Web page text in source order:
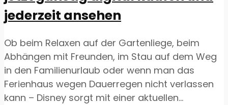
jederzeit ansehen
Ob beim Relaxen auf der Gartenliege, beim
Abhängen mit Freunden, im Stau auf dem Weg
in den Familienurlaub oder wenn man das
Ferienhaus wegen Dauerregen nicht verlassen
kann – Disney sorgt mit einer aktuellen...